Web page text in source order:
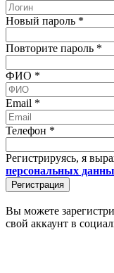
Новый пароль *
Повторите пароль *
ФИО *
Email *
Телефон *
Регистрируясь, я
персональных
Вы можете
свой аккаунт в